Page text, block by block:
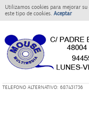
Utilizamos cookies para mejorar
este tipo de cookies. Aceptar
TELEFONO ALTERNATIVO: 687431736